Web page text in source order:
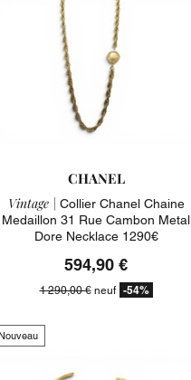
CHANEL
Vintage | Collier Chanel Chaine
Medaillon 31 Rue Cambon Metal
Dore Necklace 1290€
594,90 €
1 290,00 €neuf -54%